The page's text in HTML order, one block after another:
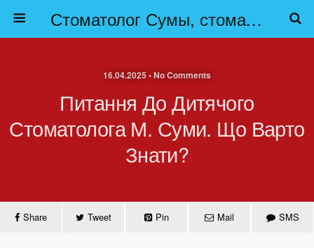
Стоматолог Сумы, стоматологические клиники Сумы, детская стоматология в Сумах. | Частная стоматология Сумы
16.04.2025 • No Comments
Питання До Дитячого
Стоматолога М. Суми. Що Варто
Знати?
Share Tweet Pin Mail SMS